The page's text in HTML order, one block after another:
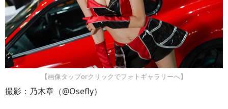
【画像タップorクリックでフォトギャラリーへ】
撮影：乃木章（@Osefly）